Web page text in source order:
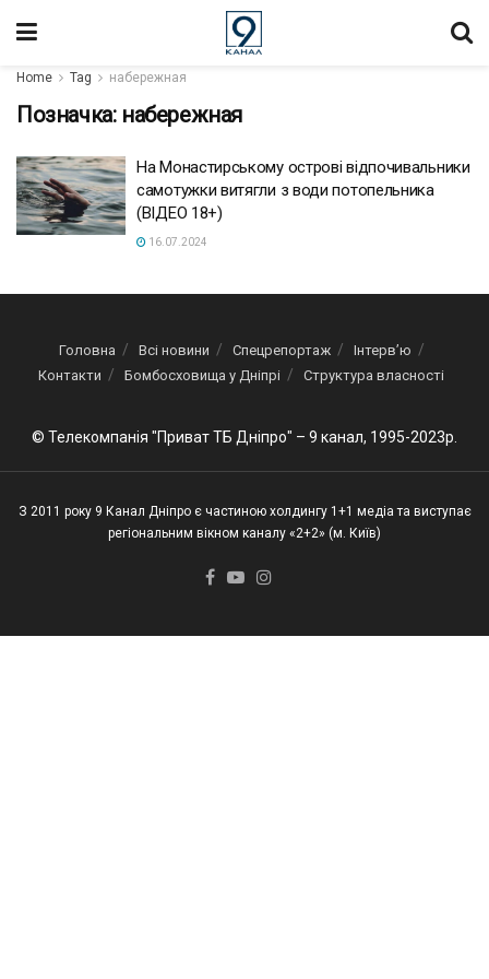
Home Tag набережная
Позначка: набережная
На Монастирському острові відпочивальники
самотужки витягли з води потопельника
(ВІДЕО 18+)
16.07.2024
Головна Всі новини Спецрепортаж
Інтерв’ю
Контакти
Бомбосховища у Дніпрі Структура власності
© Телекомпанія "Приват ТБ Дніпро" – 9 канал, 1995-2023р.
З 2011 року 9 Канал Дніпро є частиною холдингу 1+1 медіа та виступає
регіональним вікном каналу «2+2» (м. Київ)